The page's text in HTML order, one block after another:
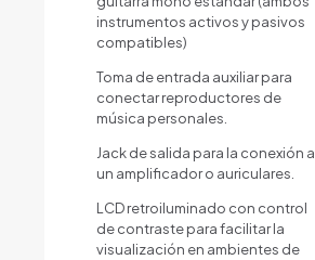
instrumentos activos y pasivos
compatibles)
Toma de entrada auxiliar para
conectar reproductores de
música personales.
Jack de salida para la conexión a
un amplificador o auriculares.
LCD retroiluminado con control
de contraste para facilitar la
visualización en ambientes de